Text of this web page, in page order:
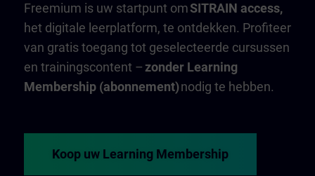
Freemium is uw startpunt omSITRAIN access,
het digitale leerplatform, te ontdekken. Profiteer
van gratis toegang tot geselecteerde cursussen
en trainingscontent – zonder Learning
Membership (abonnement)nodig te hebben.
Koop uw Learning Membership